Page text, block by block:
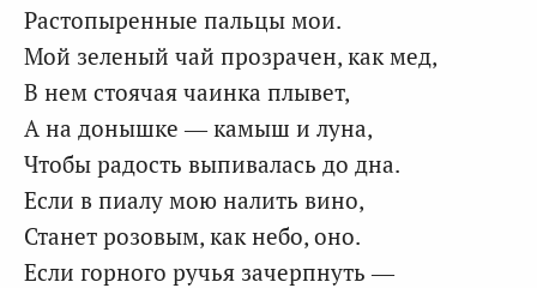
Растопыренные пальцы мои.
Мой зеленый чай прозрачен, как мед,
В нем стоячая чаинка плывет,
А на донышке — камыш и луна,
Чтобы радость выпивалась до дна.
Если в пиалу мою налить вино,
Станет розовым, как небо, оно.
Если горного ручья зачерпнуть —